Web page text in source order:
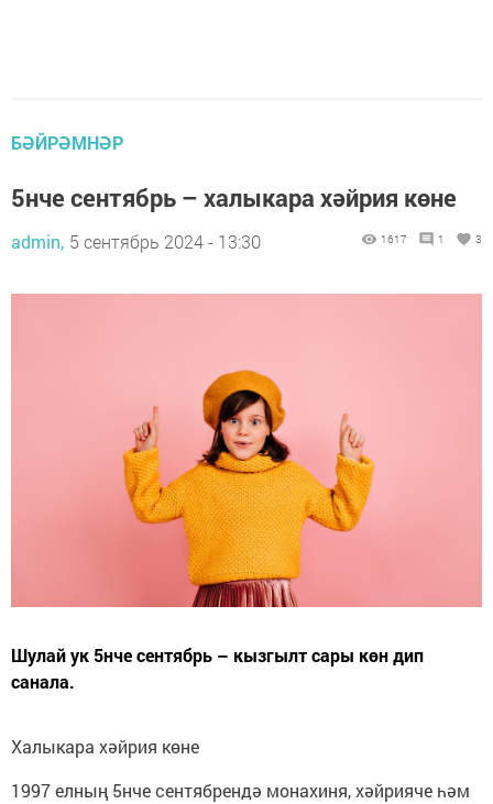
БӘЙРӘМНӘР
5нче сентябрь – халыкара хәйрия көне
admin, 5 сентябрь 2024 - 13:30 1617 1 3
Шулай ук 5нче сентябрь – кызгылт сары көн дип
санала.
Халыкара хәйрия көне
1997 елның 5нче сентябрендә монахиня, хәйрияче һәм